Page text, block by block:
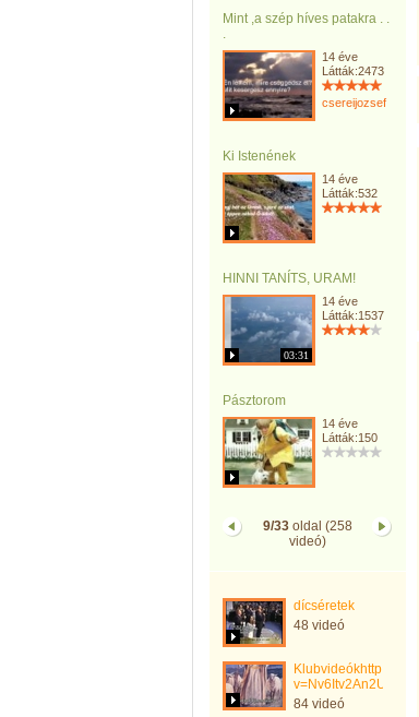
Mint ,a szép híves patakra . .
.
14 éve
Látták:2473
csereijozsef
Ki Istenének
14 éve
Látták:532
HINNI TANÍTS, URAM!
03:31
14 éve
Látták:1537
Pásztorom
14 éve
Látták:150
9/33 oldal (258
videó)
dícséretek
48 videó
Klubvideókhttp://
v=Nv6Itv2An2U
84 videó